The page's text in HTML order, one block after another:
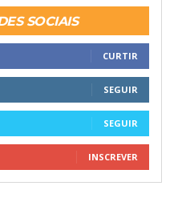
SOCIAIS
CURTIR
SEGUIR
SEGUIR
INSCREVER